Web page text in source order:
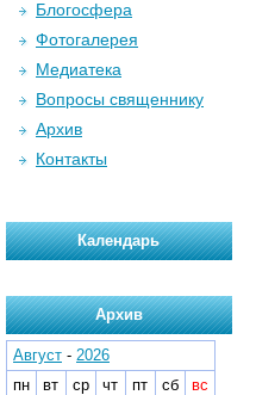
Блогосфера
Фотогалерея
Медиатека
Вопросы священнику
Архив
Контакты
Календарь
Архив
Август - 2026
пн
вт ср чт пт сб
вс